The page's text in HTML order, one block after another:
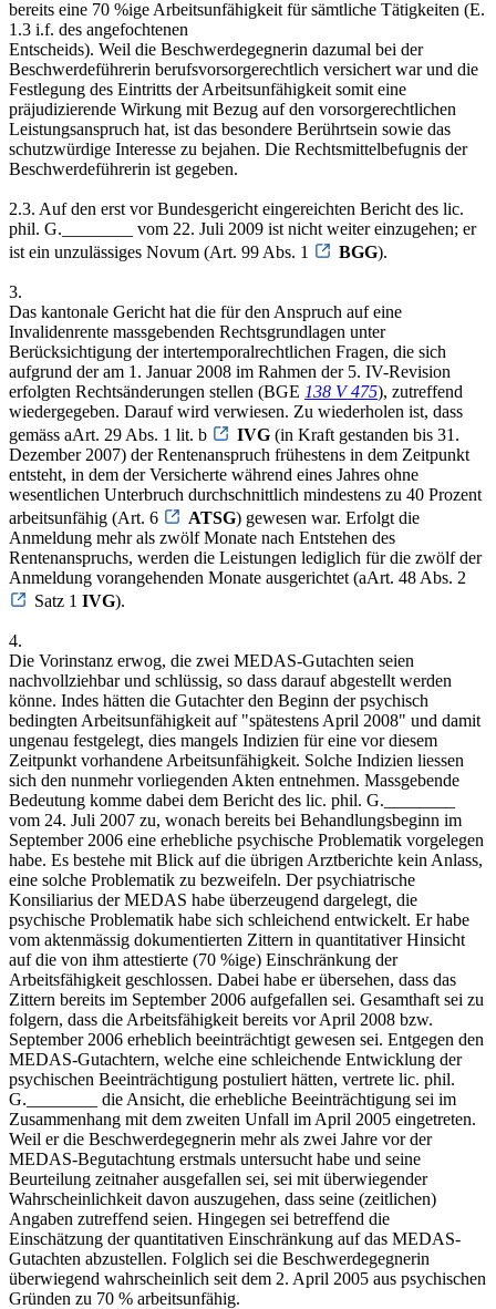
bereits eine 70 %ige Arbeitsunfähigkeit für sämtliche Tätigkeiten (E.
1.3 i.f. des angefochtenen
Entscheids). Weil die Beschwerdegegnerin dazumal bei der
Beschwerdeführerin berufsvorsorgerechtlich versichert war und die
Festlegung des Eintritts der Arbeitsunfähigkeit somit eine
präjudizierende Wirkung mit Bezug auf den vorsorgerechtlichen
Leistungsanspruch hat, ist das besondere Berührtsein sowie das
schutzwürdige Interesse zu bejahen. Die Rechtsmittelbefugnis der
Beschwerdeführerin ist gegeben.
2.3. Auf den erst vor Bundesgericht eingereichten Bericht des lic.
phil. G.________ vom 22. Juli 2009 ist nicht weiter einzugehen; er
ist ein unzulässiges Novum (Art. 99 Abs. 1
BGG).
3.
Das kantonale Gericht hat die für den Anspruch auf eine
Invalidenrente massgebenden Rechtsgrundlagen unter
Berücksichtigung der intertemporalrechtlichen Fragen, die sich
aufgrund der am 1. Januar 2008 im Rahmen der 5. IV-Revision
erfolgten Rechtsänderungen stellen (BGE 138 V 475), zutreffend
wiedergegeben. Darauf wird verwiesen. Zu wiederholen ist, dass
gemäss aArt. 29 Abs. 1 lit. b
IVG (in Kraft gestanden bis 31.
Dezember 2007) der Rentenanspruch frühestens in dem Zeitpunkt
entsteht, in dem der Versicherte während eines Jahres ohne
wesentlichen Unterbruch durchschnittlich mindestens zu 40 Prozent
arbeitsunfähig (Art. 6
ATSG) gewesen war. Erfolgt die
Anmeldung mehr als zwölf Monate nach Entstehen des
Rentenanspruchs, werden die Leistungen lediglich für die zwölf der
Anmeldung vorangehenden Monate ausgerichtet (aArt. 48 Abs. 2
Satz 1 IVG).
4.
Die Vorinstanz erwog, die zwei MEDAS-Gutachten seien
nachvollziehbar und schlüssig, so dass darauf abgestellt werden
könne. Indes hätten die Gutachter den Beginn der psychisch
bedingten Arbeitsunfähigkeit auf "spätestens April 2008" und damit
ungenau festgelegt, dies mangels Indizien für eine vor diesem
Zeitpunkt vorhandene Arbeitsunfähigkeit. Solche Indizien liessen
sich den nunmehr vorliegenden Akten entnehmen. Massgebende
Bedeutung komme dabei dem Bericht des lic. phil. G.________
vom 24. Juli 2007 zu, wonach bereits bei Behandlungsbeginn im
September 2006 eine erhebliche psychische Problematik vorgelegen
habe. Es bestehe mit Blick auf die übrigen Arztberichte kein Anlass,
eine solche Problematik zu bezweifeln. Der psychiatrische
Konsiliarius der MEDAS habe überzeugend dargelegt, die
psychische Problematik habe sich schleichend entwickelt. Er habe
vom aktenmässig dokumentierten Zittern in quantitativer Hinsicht
auf die von ihm attestierte (70 %ige) Einschränkung der
Arbeitsfähigkeit geschlossen. Dabei habe er übersehen, dass das
Zittern bereits im September 2006 aufgefallen sei. Gesamthaft sei zu
folgern, dass die Arbeitsfähigkeit bereits vor April 2008 bzw.
September 2006 erheblich beeinträchtigt gewesen sei. Entgegen den
MEDAS-Gutachtern, welche eine schleichende Entwicklung der
psychischen Beeinträchtigung postuliert hätten, vertrete lic. phil.
G.________ die Ansicht, die erhebliche Beeinträchtigung sei im
Zusammenhang mit dem zweiten Unfall im April 2005 eingetreten.
Weil er die Beschwerdegegnerin mehr als zwei Jahre vor der
MEDAS-Begutachtung erstmals untersucht habe und seine
Beurteilung zeitnaher ausgefallen sei, sei mit überwiegender
Wahrscheinlichkeit davon auszugehen, dass seine (zeitlichen)
Angaben zutreffend seien. Hingegen sei betreffend die
Einschätzung der quantitativen Einschränkung auf das MEDAS-
Gutachten abzustellen. Folglich sei die Beschwerdegegnerin
überwiegend wahrscheinlich seit dem 2. April 2005 aus psychischen
Gründen zu 70 % arbeitsunfähig.